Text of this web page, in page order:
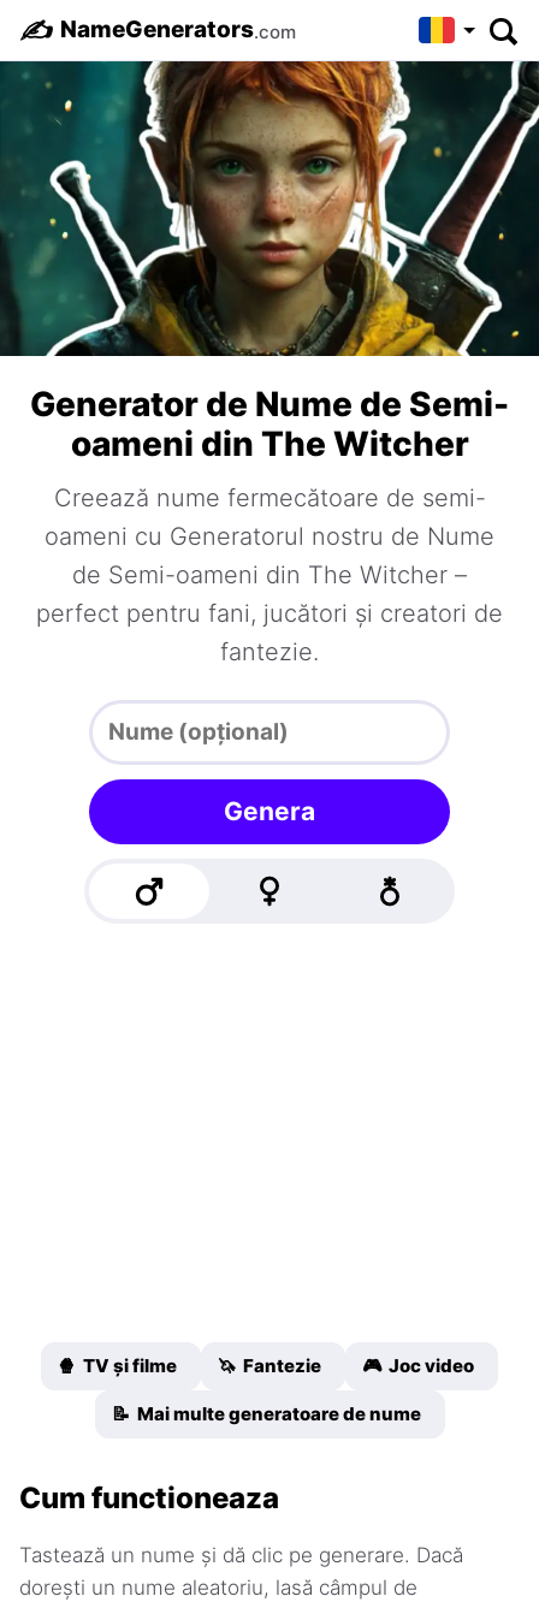
✍️ NameGenerators.com
Generator de Nume de Semi-
oameni din The Witcher
Creează nume fermecătoare de semi-
oameni cu Generatorul nostru de Nume
de Semi-oameni din The Witcher –
perfect pentru fani, jucători și creatori de
fantezie.
Genera
🍿 TV și filme 🦄 Fantezie 🎮 Joc video
📝 Mai multe generatoare de nume
Cum functioneaza
Tastează un nume și dă clic pe generare. Dacă
dorești un nume aleatoriu, lasă câmpul de